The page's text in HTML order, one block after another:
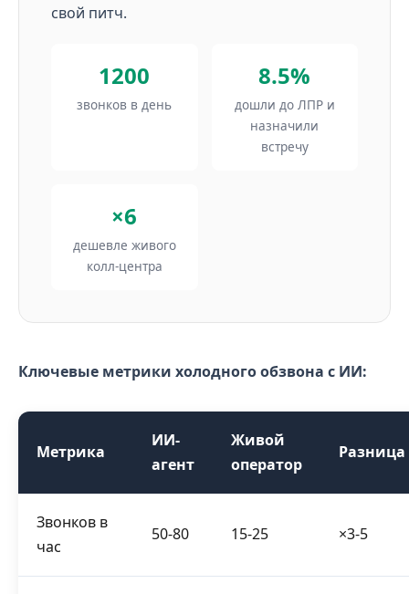
свой питч.
1200
звонков в день
8.5%
дошли до ЛПР и
назначили
встречу
×6
дешевле живого
колл-центра
Ключевые метрики холодного обзвона с ИИ:
Метрика
ИИ-
агент
Живой
оператор
Разница
Звонков в
час
50-80 15-25 ×3-5